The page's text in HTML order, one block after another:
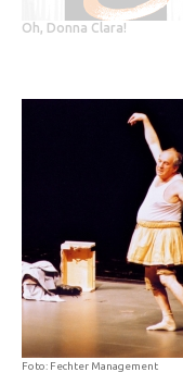
Oh, Donna Clara!
Foto: Fechter Management